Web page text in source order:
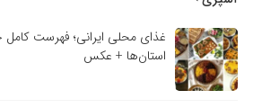
غذای محلی ایرانی؛ فهرست کامل
استان‌ها + عکس